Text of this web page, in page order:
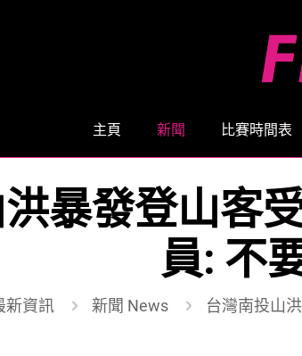
主頁 新聞 比賽時間表
暴發登山客
員: 不
新資訊 新聞 News 台灣南投山